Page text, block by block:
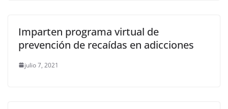
Imparten programa virtual de
prevención de recaídas en adicciones
julio 7, 2021